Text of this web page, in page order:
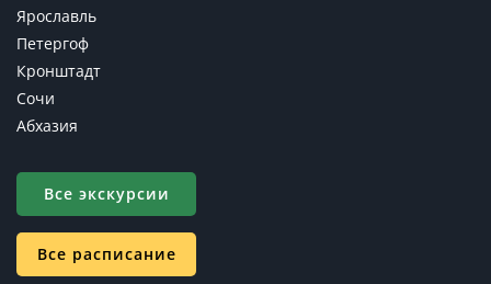
Ярославль
Петергоф
Кронштадт
Сочи
Абхазия
Все экскурсии
Все расписание